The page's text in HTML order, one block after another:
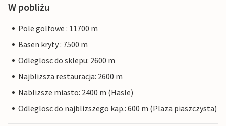
W pobliżu
Pole golfowe : 11700 m
Basen kryty : 7500 m
Odleglosc do sklepu: 2600 m
Najblizsza restauracja: 2600 m
Nablizsze miasto: 2400 m (Hasle)
Odleglosc do najblizszego kap.: 600 m (Plaza piaszczysta)